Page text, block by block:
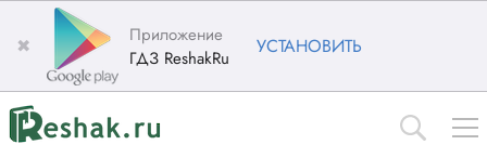
✖
Приложение
ГДЗ ReshakRu
УСТАНОВИТЬ